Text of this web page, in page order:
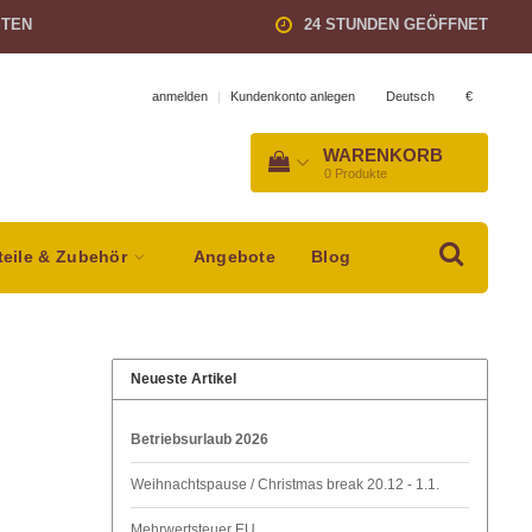
24 STUNDEN GEÖFFNET
anmelden | Kundenkonto anlegen Deutsch €
WARENKORB
0 Produkte
& Zubehör Angebote Blog
Neueste Artikel
Betriebsurlaub 2026
Weihnachtspause / Christmas break 20.12 - 1.1.